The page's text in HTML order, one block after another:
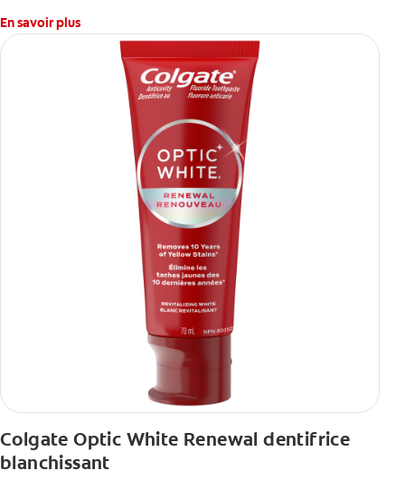
En savoir plus
Colgate Optic White Renewal dentifrice
blanchissant